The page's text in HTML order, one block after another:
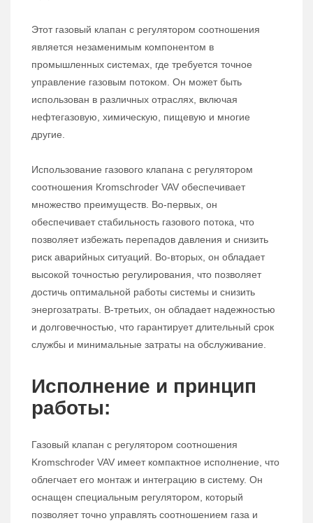
Этот газовый клапан с регулятором соотношения
является незаменимым компонентом в
промышленных системах, где требуется точное
управление газовым потоком. Он может быть
использован в различных отраслях, включая
нефтегазовую, химическую, пищевую и многие
другие.
Использование газового клапана с регулятором
соотношения Kromschroder VAV обеспечивает
множество преимуществ. Во-первых, он
обеспечивает стабильность газового потока, что
позволяет избежать перепадов давления и снизить
риск аварийных ситуаций. Во-вторых, он обладает
высокой точностью регулирования, что позволяет
достичь оптимальной работы системы и снизить
энергозатраты. В-третьих, он обладает надежностью
и долговечностью, что гарантирует длительный срок
службы и минимальные затраты на обслуживание.
Исполнение и принцип
работы:
Газовый клапан с регулятором соотношения
Kromschroder VAV имеет компактное исполнение, что
облегчает его монтаж и интеграцию в систему. Он
оснащен специальным регулятором, который
позволяет точно управлять соотношением газа и